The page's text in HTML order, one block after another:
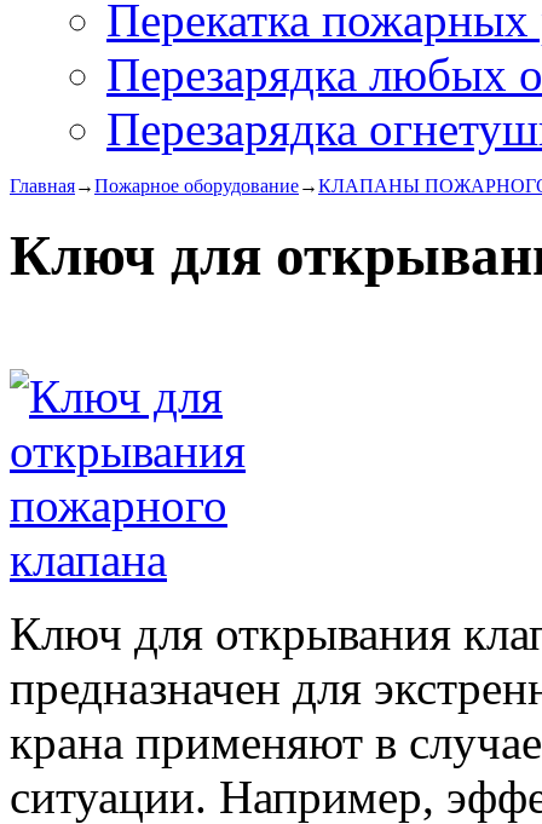
Перекатка пожарных
Перезарядка любых
Перезарядка
Главная→Пожарное оборудование→КЛАПАНЫ
Ключ для
Ключ для открывания
предназначен для
крана применяют в
ситуации. Например,